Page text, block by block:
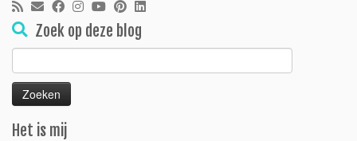
Zoek op deze blog
Zoeken
naar:
Het is mij